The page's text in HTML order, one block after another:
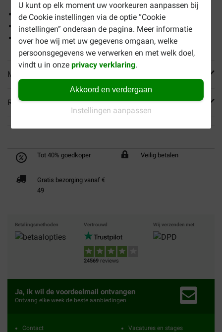
U kunt op elk moment uw voorkeuren aanpassen bij
de Cookie instellingen via de optie “Cookie
instellingen” onderaan de pagina. Meer informatie
over hoe wij met uw gegevens omgaan, welke
persoonsgegevens we verwerken en met welk doel,
vindt u in onzeprivacy verklaring.
Akkoord en verdergaan
Instellingen aanpassen
Afgestemd op hogere energiebehoefte
Met vitamine E ter ondersteuning van de weerstand
Bevordert gezonde darmflora
Meer informatie
Reviews
Tot 40% goedkoper Veilig betalen
Gratis bezorging vanaf €
49
Betalingsmethoden Vertrouwd
24569 reviews
Wij verzenden met
Ja, ik wil de voordeelmail ontvangen
Ontvang elke week de beste aanbiedingen
Contact Vacatures en stages